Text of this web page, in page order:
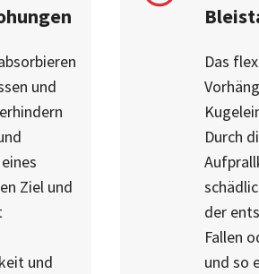
und
Ziel und
und
Das
Durch
der
Fallen
und so